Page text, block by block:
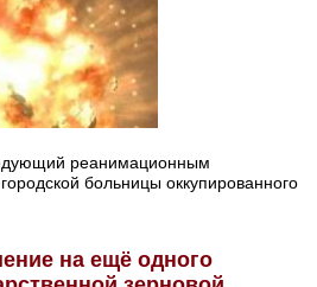
реанимационным
больницы оккупированного
на ещё одного